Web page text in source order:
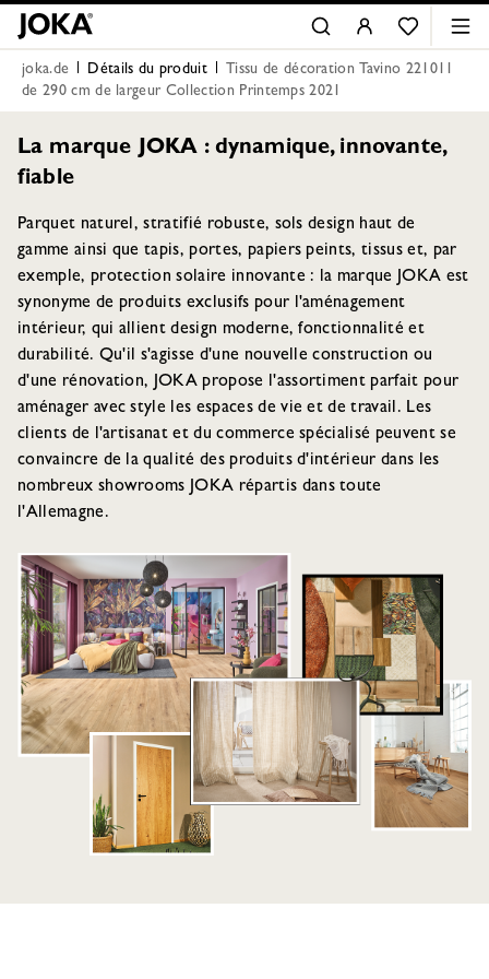
joka.de Détails du produit
Tissu de décoration Tavino 221011
de 290 cm de largeur Collection Printemps 2021
La marque JOKA : dynamique, innovante,
fiable
Parquet naturel, stratifié robuste, sols design haut de
gamme ainsi que tapis, portes, papiers peints, tissus et, par
exemple, protection solaire innovante : la marque JOKA est
synonyme de produits exclusifs pour l'aménagement
intérieur, qui allient design moderne, fonctionnalité et
durabilité. Qu'il s'agisse d'une nouvelle construction ou
d'une rénovation, JOKA propose l'assortiment parfait pour
aménager avec style les espaces de vie et de travail. Les
clients de l'artisanat et du commerce spécialisé peuvent se
convaincre de la qualité des produits d'intérieur dans les
nombreux showrooms JOKA répartis dans toute
l'Allemagne.